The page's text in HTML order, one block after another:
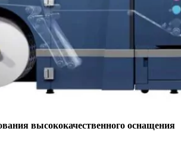
высококачественного оснащения